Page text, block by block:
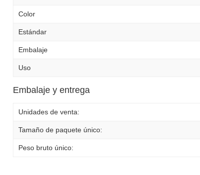
Color
Estándar
Embalaje
Uso
Embalaje y entrega
Unidades de venta:
Tamaño de paquete único:
Peso bruto único: